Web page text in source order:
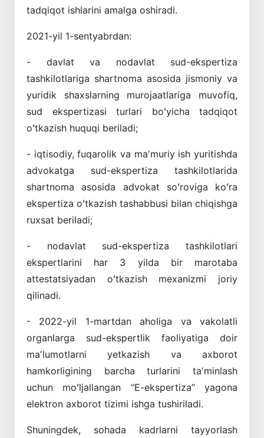
tadqiqot ishlarini amalga oshiradi.
2021-yil 1-sentyabrdan:
- davlat va nodavlat sud-ekspertiza
tashkilotlariga shartnoma asosida jismoniy va
yuridik shaxslarning murojaatlariga muvofiq,
sud ekspertizasi turlari boʻyicha tadqiqot
oʻtkazish huquqi beriladi;
- iqtisodiy, fuqarolik va maʼmuriy ish yuritishda
advokatga sud-ekspertiza tashkilotlarida
shartnoma asosida advokat soʻroviga koʻra
ekspertiza oʻtkazish tashabbusi bilan chiqishga
ruxsat beriladi;
- nodavlat sud-ekspertiza tashkilotlari
ekspertlarini har 3 yilda bir marotaba
attestatsiyadan oʻtkazish mexanizmi joriy
qilinadi.
- 2022-yil 1-martdan aholiga va vakolatli
organlarga sud-ekspertlik faoliyatiga doir
maʼlumotlarni yetkazish va axborot
hamkorligining barcha turlarini taʼminlash
uchun moʻljallangan “E-ekspertiza” yagona
elektron axborot tizimi ishga tushiriladi.
Shuningdek, sohada kadrlarni tayyorlash